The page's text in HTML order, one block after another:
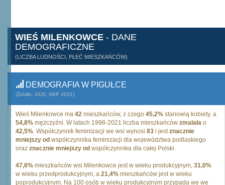
WIEŚ MILENKOWCE - DANE
DEMOGRAFICZNE
(LICZBA LUDNOŚCI, PŁEĆ MIESZKAŃCÓW)
DEMOGRAFIA W PIGUŁCE
(Źródło: GUS, NSP 2021)
Wieś Milenkowce ma 42 mieszkańców, z czego 45,2% stanowią kobiety, a
54,8% mężczyźni. W latach 1998-2021 liczba mieszkańców zmalała o
42,5%. Współczynnik feminizacji we wsi wynosi 83 i jestznacznie
mniejszy od współczynnika feminizacji dla województwa podlaskiego
oraz znacznie mniejszy od współczynnika dla całej Polski.
47,6% mieszkańców wsi Milenkowce jest w wieku produkcyjnym, 31,0%
w wieku przedprodukcyjnym, a 21,4% mieszkańców jest w wieku
poprodukcyjnym. Na 100 osób w wieku produkcyjnym przypada we we